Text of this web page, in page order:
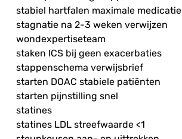
stabiel hartfalen maximale medicatie
stagnatie na 2-3 weken verwijzen
wondexpertiseteam
staken ICS bij geen exacerbaties
stappenschema verwijsbrief
starten DOAC stabiele patiënten
starten pijnstilling snel
statines
statines LDL streefwaarde <1